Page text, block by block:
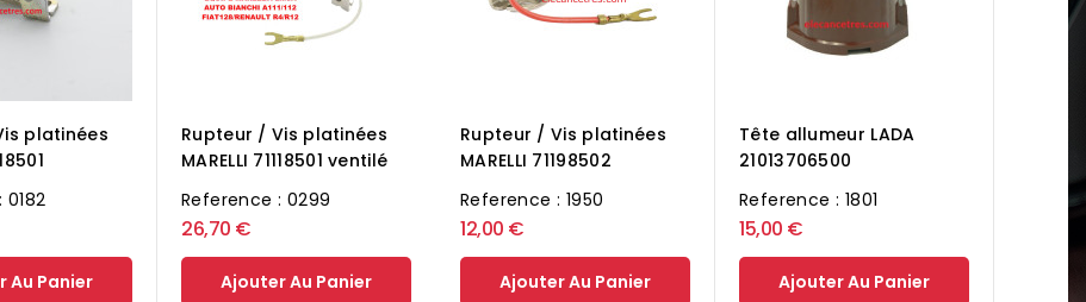
platinées
Au Panier
Rupteur / Vis platinées
MARELLI 71118501 ventilé
Reference : 0299
26,70 €
Ajouter Au Panier
Rupteur / Vis platinées
MARELLI 71198502
Reference : 1950
12,00 €
Ajouter Au Panier
Tête allumeur LADA
21013706500
Reference : 1801
15,00 €
Ajouter Au Panier